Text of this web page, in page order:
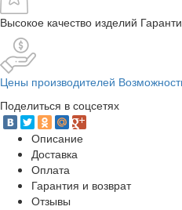
Высокое качество изделий
Цены производителей
Поделиться в соцсетях
Описание
Доставка
Оплата
Гарантия и возврат
Отзывы